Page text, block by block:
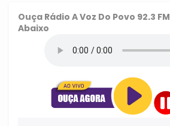
Ouça Rádio A Voz Do Povo 92.3 FM
Abaixo